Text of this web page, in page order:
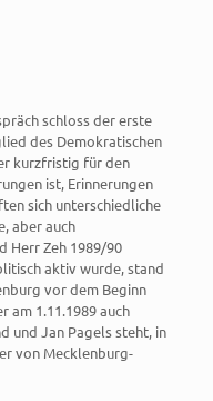
schloss der erste
des Demokratischen
kurzfristig für den
ist, Erinnerungen
sich unterschiedliche
aber auch
Herr Zeh 1989/90
aktiv wurde, stand
vor dem Beginn
am 1.11.1989 auch
und Jan Pagels steht, in
von Mecklenburg-